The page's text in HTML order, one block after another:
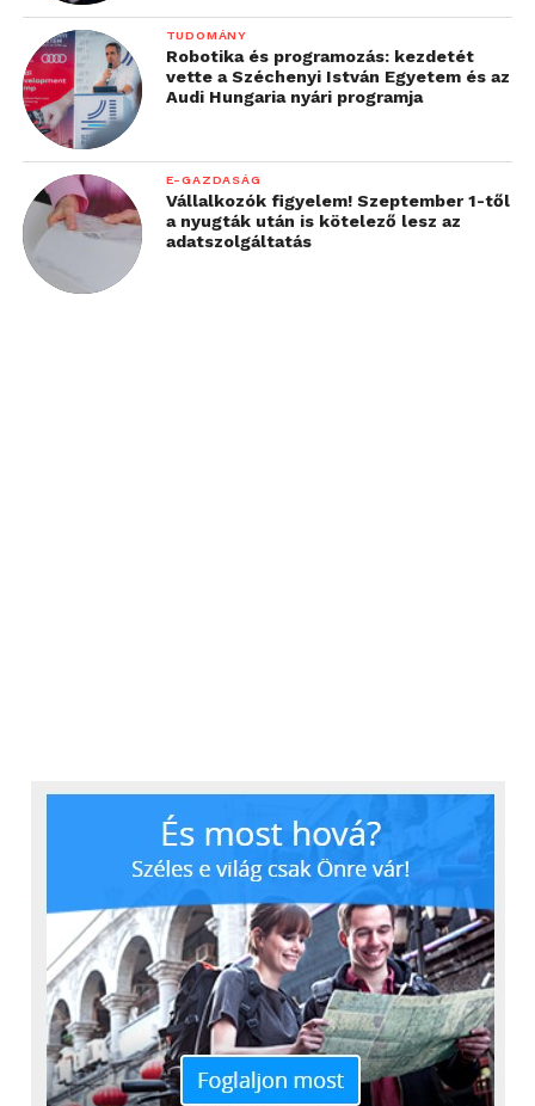
TUDOMÁNY
Robotika és programozás: kezdetét
vette a Széchenyi István Egyetem és az
Audi Hungaria nyári programja
E-GAZDASÁG
Vállalkozók figyelem! Szeptember 1-től
a nyugták után is kötelező lesz az
adatszolgáltatás